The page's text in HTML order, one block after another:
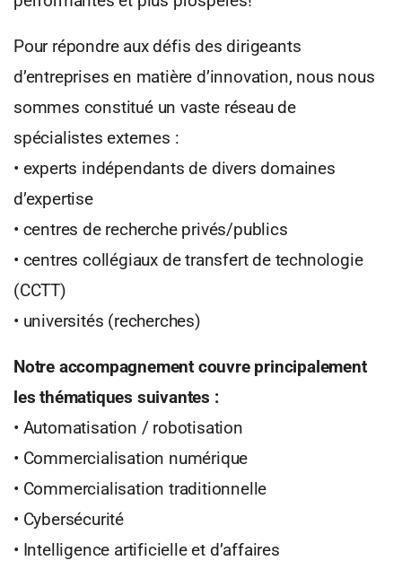
Pour répondre aux défis des dirigeants
d’entreprises en matière d’innovation, nous nous
sommes constitué un vaste réseau de
spécialistes externes :
• experts indépendants de divers domaines
d’expertise
• centres de recherche privés/publics
• centres collégiaux de transfert de technologie
(CCTT)
• universités (recherches)
Notre accompagnement couvre principalement
les thématiques suivantes :
• Automatisation / robotisation
• Commercialisation numérique
• Commercialisation traditionnelle
• Cybersécurité
• Intelligence artificielle et d’affaires